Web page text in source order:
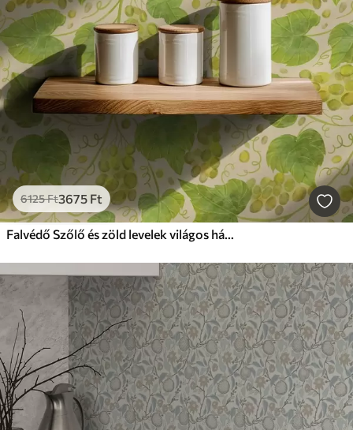
6125Ft3675 Ft
Falvédő Szőlő és zöld levelek világos háttér előtt